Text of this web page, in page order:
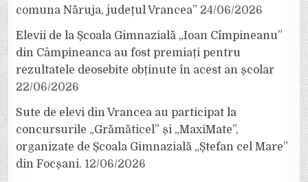
comuna Năruja, județul Vrancea” 24/06/2026
Elevii de la Școala Gimnazială „Ioan Cîmpineanu”
din Câmpineanca au fost premiați pentru
rezultatele deosebite obținute în acest an școlar
22/06/2026
Sute de elevi din Vrancea au participat la
concursurile „Grămăticel” și „MaxiMate”,
organizate de Școala Gimnazială „Ștefan cel Mare”
din Focșani. 12/06/2026